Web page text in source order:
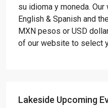
su idioma y moneda.
English & Spanish and
MXN pesos or USD
of our website to select
Lakeside Upcoming